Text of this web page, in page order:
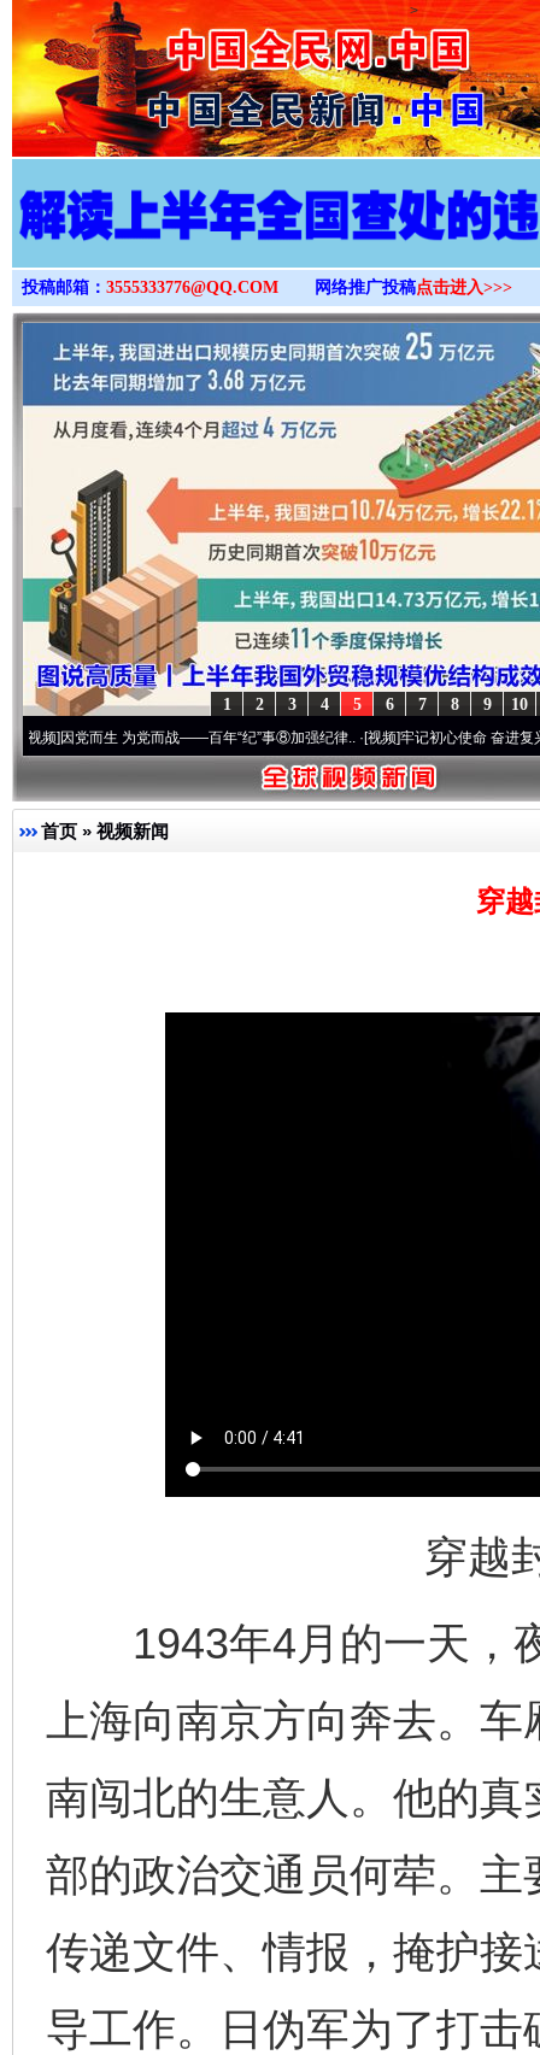
>
投稿邮箱： 3555333776@QQ.COM 网络推广投稿点击进入>>>
10
9
8
7
6
5
4
3
2
1
党而生 为党而战——百年“纪”事⑧加强纪律..·[视频]牢记初心使命 奋进复兴征程丨“
首页 » 视频新闻
穿
穿越
1943年4月的一天，
上海向南京方向奔去。
南闯北的生意人。他的
部的政治交通员何荦。
传递文件、情报，掩护
导工作。日伪军为了打
一纸欠
东山县通报“牛蛙产品抗生素超标问题” 法